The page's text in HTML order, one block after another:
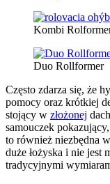
Kombi
Duo Rollformer
Często zdarza się, że
pomocy oraz krótkiej
stojący w złożonej
samouczek
to również niezbędna
duże łożyska i nie
tradycyjnymi